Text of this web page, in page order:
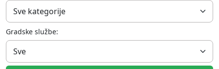
Gradske službe: